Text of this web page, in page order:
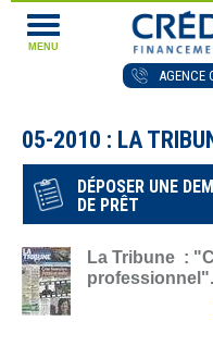
MENU
AGENCE
05-2010 : LA
DÉPOSER UNE
DE PRÊT
La Tribune :
professionnel".